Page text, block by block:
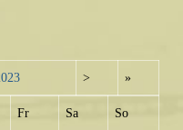
> »
Fr Sa So